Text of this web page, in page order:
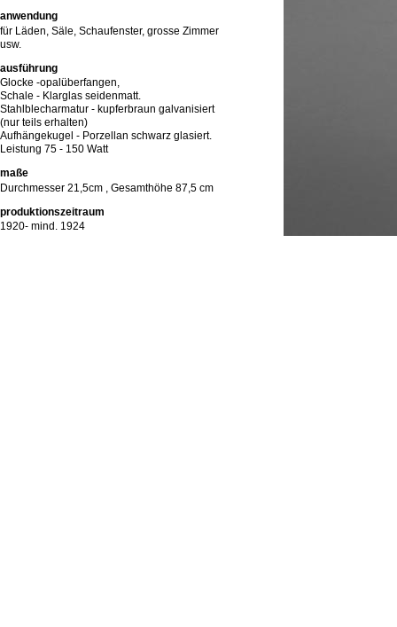
anwendung
für Läden, Säle, Schaufenster, grosse Zimmer
usw.
ausführung
Glocke -opalüberfangen,
Schale - Klarglas seidenmatt.
Stahlblecharmatur - kupferbraun galvanisiert
(nur teils erhalten)
Aufhängekugel - Porzellan schwarz glasiert.
Leistung 75 - 150 Watt
maße
Durchmesser 21,5cm , Gesamthöhe 87,5 cm
produktionszeitraum
1920- mind. 1924